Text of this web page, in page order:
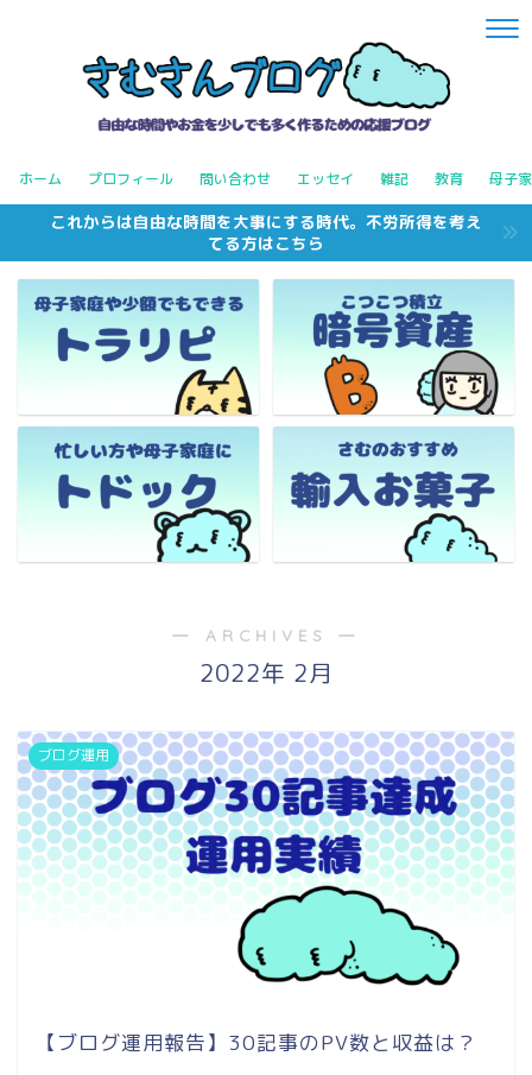
ホーム プロフィール 問い合わせ エッセイ 雑記 教育 母子
これからは自由な時間を大事にする時代。不労所得を考え
てる方はこちら
― ARCHIVES ―
2022年 2月
ブログ運用
【ブログ運用報告】30記事のPV数と収益は？